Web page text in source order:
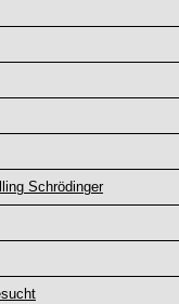
Schrödinger